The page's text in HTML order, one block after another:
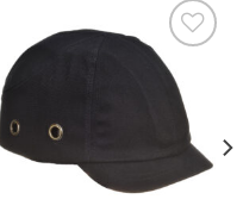
Ajouter à la liste d’envies